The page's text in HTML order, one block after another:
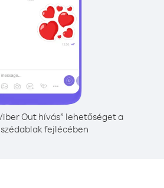
Out hívás” lehetőséget a
fejlécében